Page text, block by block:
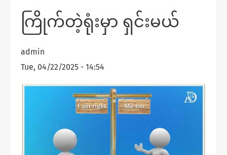
ကြိုက်တဲ့ရုံးမှာ ရှင်းမယ်
admin
Tue, 04/22/2025 - 14:54